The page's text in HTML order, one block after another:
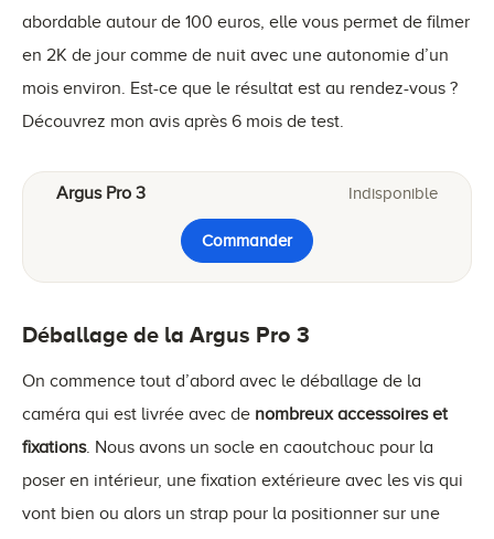
abordable autour de 100 euros, elle vous permet de filmer
en 2K de jour comme de nuit avec une autonomie d’un
mois environ. Est-ce que le résultat est au rendez-vous ?
Découvrez mon avis après 6 mois de test.
Argus Pro 3 Indisponible
Commander
Déballage de la Argus Pro 3
On commence tout d’abord avec le déballage de la
caméra qui est livrée avec de nombreux accessoires et
fixations. Nous avons un socle en caoutchouc pour la
poser en intérieur, une fixation extérieure avec les vis qui
vont bien ou alors un strap pour la positionner sur une